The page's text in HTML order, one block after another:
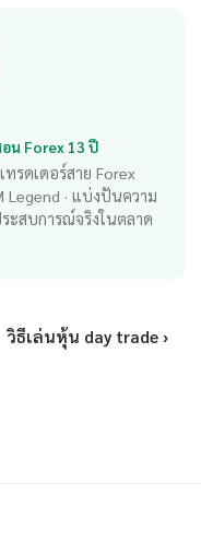
อน Forex 13 ปี
รดเดอร์สาย Forex
Legend · แบ่งปันความ
ะสบการณ์จริงในตลาด
วิธีเล่นหุ้น day trade ›